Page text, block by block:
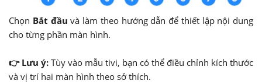
Chọn Bắt đầuvà làm theo hướng dẫn để thiết lập nội dung
cho từng phần màn hình.
👉 Lưu ý: Tùy vào mẫu tivi, bạn có thể điều chỉnh kích thước
và vị trí hai màn hình theo sở thích.